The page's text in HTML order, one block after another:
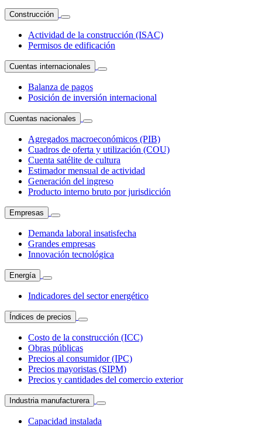
Construcción
Actividad de la construcción (ISAC)
Permisos de edificación
Cuentas internacionales
Balanza de pagos
Posición de inversión internacional
Cuentas nacionales
Agregados macroeconómicos (PIB)
Cuadros de oferta y utilización (COU)
Cuenta satélite de cultura
Estimador mensual de actividad
Generación del ingreso
Producto interno bruto por jurisdicción
Empresas
Demanda laboral insatisfecha
Grandes empresas
Innovación tecnológica
Energía
Indicadores del sector energético
Índices de precios
Costo de la construcción (ICC)
Obras públicas
Precios al consumidor (IPC)
Precios mayoristas (SIPM)
Precios y cantidades del comercio exterior
Industria manufacturera
Capacidad instalada